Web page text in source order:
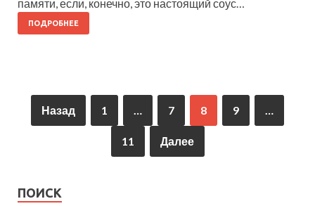
памяти, если, конечно, это настоящий соус…
ПОДРОБНЕЕ
Назад 1 7 8 9
11 Далее
ПОИСК